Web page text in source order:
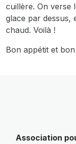
cuillère. On verse
glace par dessus,
chaud. Voilà !
Bon appétit et
Association